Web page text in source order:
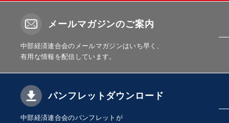
メールマガジンのご案内
中部経済連合会のメールマガジンはいち早く、
有用な情報を配信しています。
パンフレットダウンロード
中部経済連合会のパンフレットが